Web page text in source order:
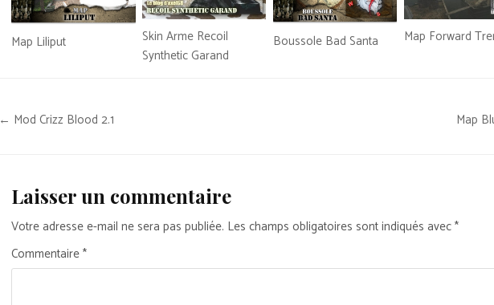
Map Liliput
Skin Arme Recoil
Synthetic Garand
Boussole Bad Santa Map Forward
Navigation
← Mod Crizz Blood 2.1 Map
Laisser un commentaire
Votre adresse e-mail ne sera pas publiée. Les champs obligatoires sont indiqués avec*
Commentaire*